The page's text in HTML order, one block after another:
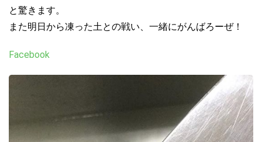
と驚きます。
また明日から凍った土との戦い、一緒にがんばろーぜ！
Facebook